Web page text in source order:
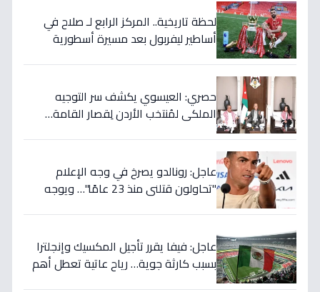
لحظة تاريخية.. المركز الرابع لـ صلاح في
أساطير ليفربول بعد مسيرة أسطورية
حصري: العيسوي يكشف سر التوجيه
الملكي لمُنتخب الأردن لِقصار القامة…
عاجل: رونالدو يصرخ في وجه الإعلام
"تحاولون قتلني منذ 23 عامًا"… ويوجه
عاجل: فيفا يقرر تأجيل المكسيك وإنجلترا
بسبب كارثة جوية… رياح عاتية تعطل أهم